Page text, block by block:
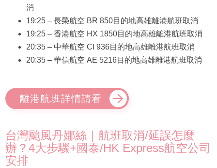
消
19:25 – 長榮航空 BR 850目的地高雄離港航班取消
19:25 – 香港航空 HX 1850目的地高雄離港航班取消
20:35 – 中華航空 CI 936目的地高雄離港航班取消
20:35 – 華信航空 AE 5216目的地高雄離港航班取消
離港航班詳情請看
台灣颱風丹娜絲｜航班取消/延誤怎麼
辦？4大步驟+國泰/HK Express航空公司
安排